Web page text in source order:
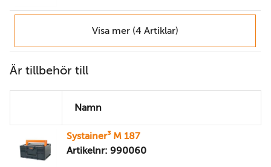
Visa mer (4 Artiklar)
Är tillbehör till
Namn
Systainer³ M 187
Artikelnr: 990060